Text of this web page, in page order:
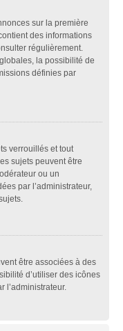
sur la première
des informations
régulièrement.
la possibilité de
définies par
verrouillés et tout
sujets peuvent être
ou un
par l’administrateur,
être associées à des
d’utiliser des icônes
l’administrateur.